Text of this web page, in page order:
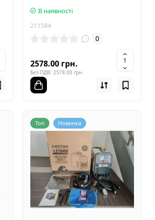
В наявності
211584
0
2578.00 грн.
Без ПДВ: 2578.00 грн.
Топ Новинка